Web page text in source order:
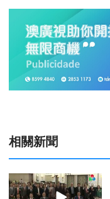
相關新聞